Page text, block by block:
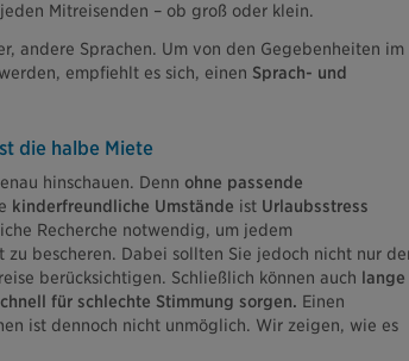
Mitreisenden – ob groß oder klein.
andere Sprachen. Um von den Gegebenheiten im
empfiehlt es sich, einen Sprach- und
die halbe Miete
hinschauen. Denn ohne passende
kinderfreundliche Umstände ist Urlaubsstress
Recherche notwendig, um jedem
bescheren. Dabei sollten Sie jedoch nicht nur
berücksichtigen. Schließlich können auch lange
für schlechte Stimmung sorgen. Einen
ist dennoch nicht unmöglich. Wir zeigen, wie es